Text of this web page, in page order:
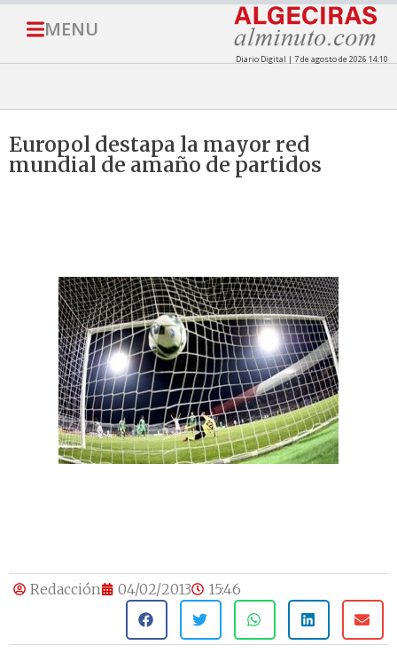
MENU
Diario Digital | 7 de agosto de 2026 14:10
Europol destapa la mayor red
mundial de amaño de partidos
Redacción 04/02/2013 15:46